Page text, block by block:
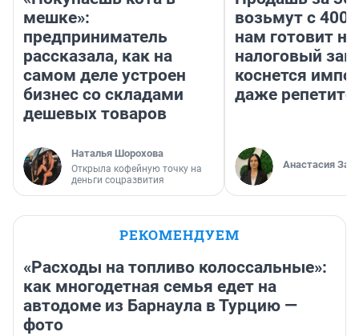
мешке»:
предприниматель
рассказала, как на
самом деле устроен
бизнес со складами
дешевых товаров
Наталья Шорохова
Открыла кофейную точку на
деньги соцразвития
возьмут с
нам готовит
налоговый
коснется
даже
Анастасия
РЕКОМЕНДУЕМ
«Расходы на топливо колоссальные»:
как многодетная семья едет на
автодоме из Барнаула в Турцию —
фото